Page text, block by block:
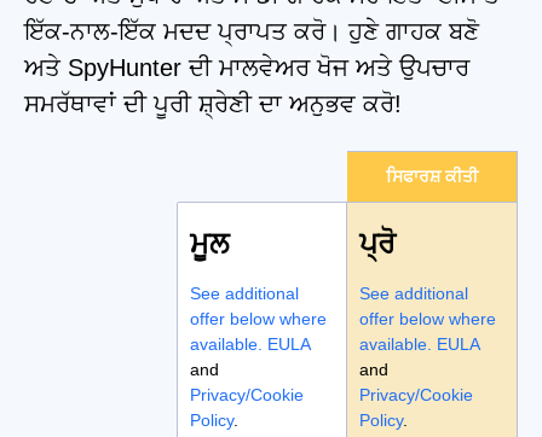
ਇੱਕ-ਨਾਲ-ਇੱਕ ਮਦਦ ਪ੍ਰਾਪਤ ਕਰੋ। ਹੁਣੇ ਗਾਹਕ ਬਣੋ
ਅਤੇ SpyHunter ਦੀ ਮਾਲਵੇਅਰ ਖੋਜ ਅਤੇ ਉਪਚਾਰ
ਸਮਰੱਥਾਵਾਂ ਦੀ ਪੂਰੀ ਸ਼੍ਰੇਣੀ ਦਾ ਅਨੁਭਵ ਕਰੋ!
ਸਿਫਾਰਸ਼ ਕੀਤੀ
ਮੂਲ
See additional
offer below where
available. EULA
and
Privacy/Cookie
Policy.
ਪ੍ਰੋ
See additional
offer below where
available. EULA
and
Privacy/Cookie
Policy.